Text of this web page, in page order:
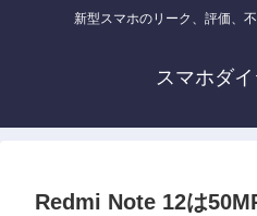
新型スマホのリーク、評価、
スマホダイ
Redmi Note 12は